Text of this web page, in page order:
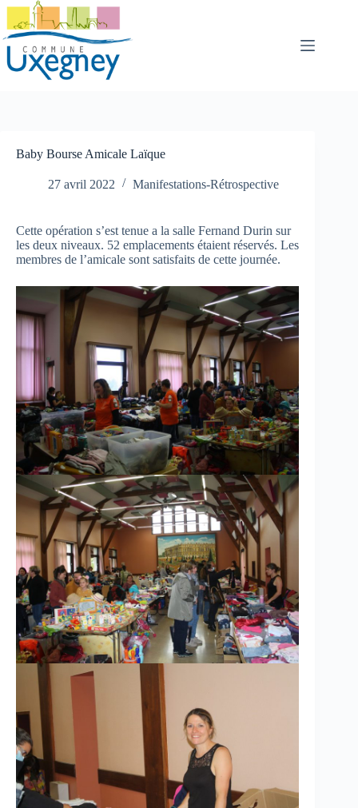
Passer
contenu
Baby Bourse Amicale Laïque
27 avril 2022 Manifestations-Rétrospective
Cette opération s’est tenue a la salle Fernand Durin sur
les deux niveaux. 52 emplacements étaient réservés. Les
membres de l’amicale sont satisfaits de cette journée.